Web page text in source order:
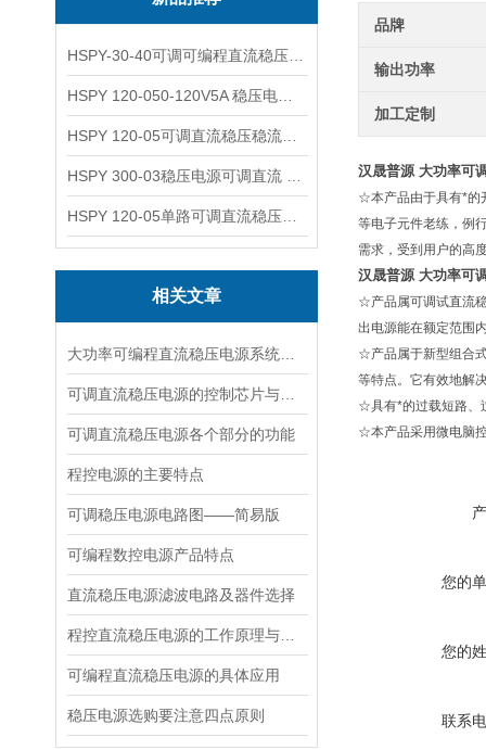
相关文章
可调直流稳压电源各个部分的功能
程控电源的主要特点
可调稳压电源电路图——简易版
可编程数控电源产品特点
直流稳压电源滤波电路及器件选择
可编程直流稳压电源的具体应用
稳压电源选购要注意四点原则
品牌
输出功率
加工定制
汉晟普源 大功率可
☆本产品由于具有*的
等电子元件老练，例
需求，受到用户的高
汉晟普源 大功率可
☆产品属可调试直流
出电源能在额定范围
☆产品属于新型组合
等特点。它有效地解
☆具有*的过载短路、
☆本产品采用微电脑
您的
您的
联系